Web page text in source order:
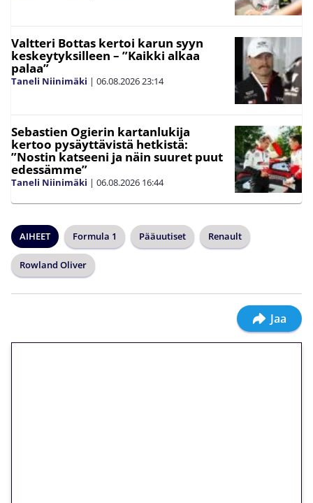
Valtteri Bottas kertoi karun syyn
keskeytyksilleen – ”Kaikki alkaa
palaa”
Taneli Niinimäki | 06.08.202623:14
Sebastien Ogierin kartanlukija
kertoo pysäyttävistä hetkistä:
”Nostin katseeni ja näin suuret puut
edessämme”
Taneli Niinimäki | 06.08.2026 16:44
AIHEET Formula 1 Pääuutiset Renault
Rowland Oliver
Jaa